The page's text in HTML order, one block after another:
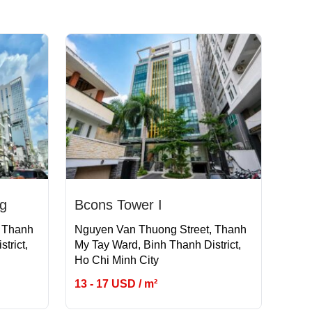
Bcons Tower I
Nguyen Van Thuong Street, Thanh
My Tay Ward, Binh Thanh District,
Ho Chi Minh City
13 - 17 USD / m²